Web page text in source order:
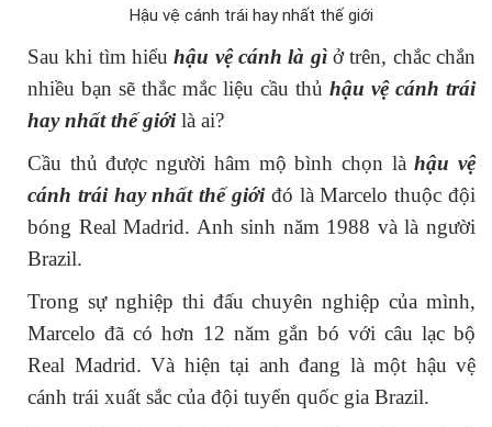
Hậu vệ cánh trái hay nhất thế giới
Sau khi tìm hiểuhậu vệ cánh là gìở trên, chắc chắn
nhiều bạn sẽ thắc mắc liệu cầu thủ hậu vệ cánh trái
hay nhất thế giớilà ai?
Cầu thủ được người hâm mộ bình chọn làhậu vệ
cánh trái hay nhất thế giớiđó là Marcelo thuộc đội
bóng Real Madrid. Anh sinh năm 1988 và là người
Brazil.
Trong sự nghiệp thi đấu chuyên nghiệp của mình,
Marcelo đã có hơn 12 năm gắn bó với câu lạc bộ
Real Madrid. Và hiện tại anh đang là một hậu vệ
cánh trái xuất sắc của đội tuyển quốc gia Brazil.